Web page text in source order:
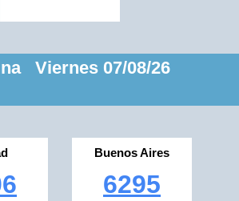
Viernes 07/08/26
Buenos Aires
6295